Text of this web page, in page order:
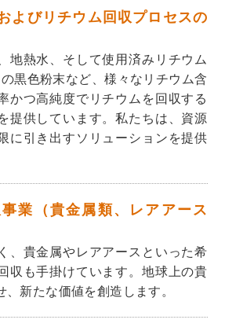
よびリチウム回収プロセスの
地熱水、そして使用済みリチウム
黒色粉末など、様々なリチウム含
かつ高純度でリチウムを回収する
提供しています。私たちは、資源
に引き出すソリューションを提供
業（貴金属類、レアアース
、貴金属やレアアースといった希
収も手掛けています。地球上の貴
新たな価値を創造します。